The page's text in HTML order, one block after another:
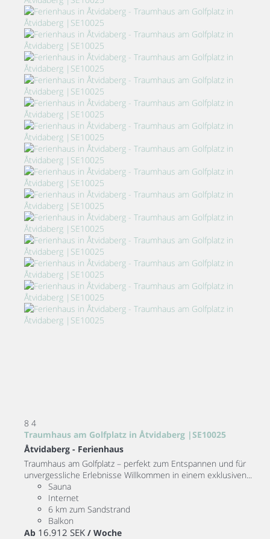
8 4
Traumhaus am Golfplatz in Åtvidaberg |SE10025
Åtvidaberg - Ferienhaus
Traumhaus am Golfplatz – perfekt zum Entspannen und für
unvergessliche Erlebnisse Willkommen in einem exklusiven...
Sauna
Internet
6 km zum Sandstrand
Balkon
Ab 16.912 SEK / Woche